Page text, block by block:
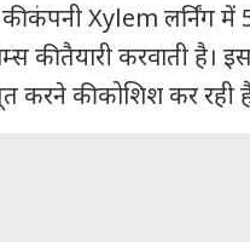
कंपनी Xylem लर्निंग में
की तैयारी करवाती है।
की कोशिश कर रही